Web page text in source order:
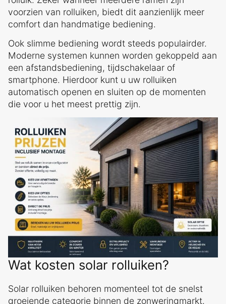
voorzien van rolluiken, biedt dit aanzienlijk meer
comfort dan handmatige bediening.
Ook slimme bediening wordt steeds populairder.
Moderne systemen kunnen worden gekoppeld aan
een afstandsbediening, tijdschakelaar of
smartphone. Hierdoor kunt u uw rolluiken
automatisch openen en sluiten op de momenten
die voor u het meest prettig zijn.
Wat kosten solar rolluiken?
Solar rolluiken behoren momenteel tot de snelst
groeiende categorie binnen de zonweringmarkt.